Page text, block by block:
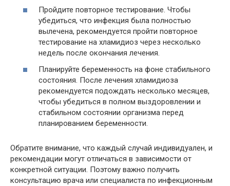
Пройдите повторное тестирование. Чтобы
убедиться, что инфекция была полностью
вылечена, рекомендуется пройти повторное
тестирование на хламидиоз через несколько
недель после окончания лечения.
Планируйте беременность на фоне стабильного
состояния. После лечения хламидиоза
рекомендуется подождать несколько месяцев,
чтобы убедиться в полном выздоровлении и
стабильном состоянии организма перед
планированием беременности.
Обратите внимание, что каждый случай индивидуален, и
рекомендации могут отличаться в зависимости от
конкретной ситуации. Поэтому важно получить
консультацию врача или специалиста по инфекционным